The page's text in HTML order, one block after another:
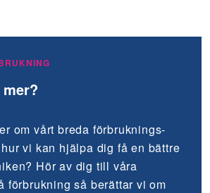
om vårt breda förbruknings­
vi kan hjälpa dig få en bättre
Hör av dig till våra
förbrukning så berättar vi om